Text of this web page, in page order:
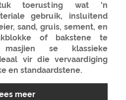
toerusting wat 'n
gebruik, insluitend
sand, gruis, sement, en
of bakstene te
se klassieke
vir die vervaardiging
en standaardstene.
meer